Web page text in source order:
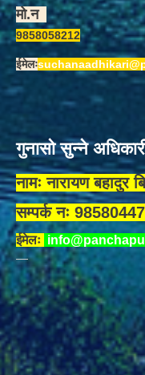
मो.न
9858058212
ईमेलः
गुनासो सुन्ने
नामः नारायण बहादुर
सम्पर्क नः
ईमेलः